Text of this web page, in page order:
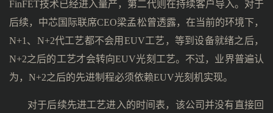
FinFET技术已经进入量产，第二代则在持续客户导入。对于
后续，中芯国际联席CEO梁孟松曾透露，在当前的环境下，
N+1、N+2代工艺都不会用EUV工艺，等到设备就绪之后，
N+2之后的工艺才会转向EUV光刻工艺。不过，业界普遍认
为，N+2之后的先进制程必须依赖EUV光刻机实现。
对于后续先进工艺进入的时间表，该公司并没有直接回